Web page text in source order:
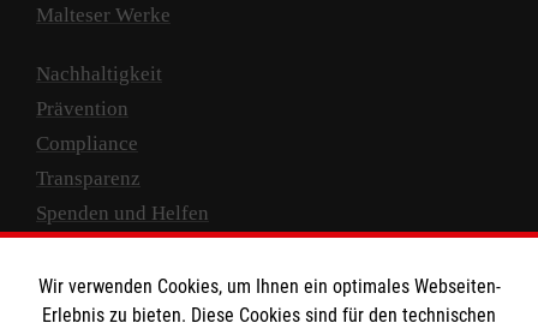
Malteser Werke
Nachhaltigkeit
Prävention
Compliance
Transparenz
Spenden und Helfen
Empfänger: Malteser Hilfsdienst e.V.
Wir verwenden Cookies, um Ihnen ein optimales Webseiten-
Erlebnis zu bieten. Diese Cookies sind für den technischen